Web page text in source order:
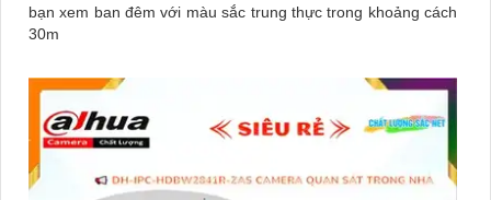
bạn xem ban đêm với màu sắc trung thực trong khoảng cách
30m